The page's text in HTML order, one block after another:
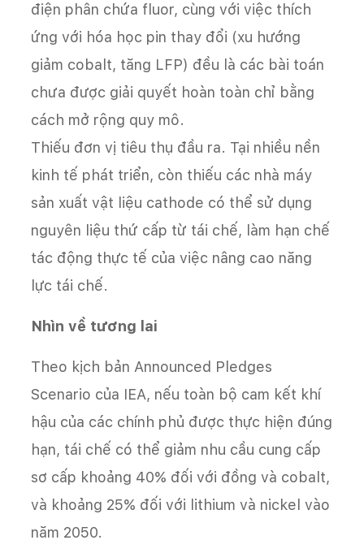
điện phân chứa fluor, cùng với việc thích
ứng với hóa học pin thay đổi (xu hướng
giảm cobalt, tăng LFP) đều là các bài toán
chưa được giải quyết hoàn toàn chỉ bằng
cách mở rộng quy mô.
Thiếu đơn vị tiêu thụ đầu ra. Tại nhiều nền
kinh tế phát triển, còn thiếu các nhà máy
sản xuất vật liệu cathode có thể sử dụng
nguyên liệu thứ cấp từ tái chế, làm hạn chế
tác động thực tế của việc nâng cao năng
lực tái chế.
Nhìn về tương lai
Theo kịch bản Announced Pledges
Scenario của IEA, nếu toàn bộ cam kết khí
hậu của các chính phủ được thực hiện đúng
hạn, tái chế có thể giảm nhu cầu cung cấp
sơ cấp khoảng 40% đối với đồng và cobalt,
và khoảng 25% đối với lithium và nickel vào
năm 2050.